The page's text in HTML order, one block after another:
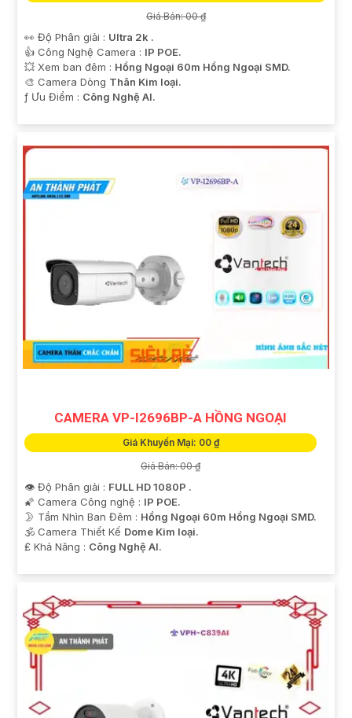
Giá Bán: 00 ₫
👀 Độ Phân giải : Ultra 2k .
👍 Công Nghệ Camera : IP POE.
💥 Xem ban đêm : Hồng Ngoại 60m Hồng Ngoại SMD.
🎨 Camera Dòng Thân Kim loại.
️ƒ Ưu Điểm : Công Nghệ AI.
CAMERA VP-I2696BP-A HỒNG NGOẠI
Giá Khuyến Mại: 00 ₫
Giá Bán: 00 ₫
👁 Độ Phân giải : FULL HD 1080P .
🌠 Camera Công nghệ : IP POE.
🌛 Tầm Nhìn Ban Đêm : Hồng Ngoại 60m Hồng Ngoại SMD.
🕉️ Camera Thiết Kế Dome Kim loại.
️₤ Khả Năng : Công Nghệ AI.